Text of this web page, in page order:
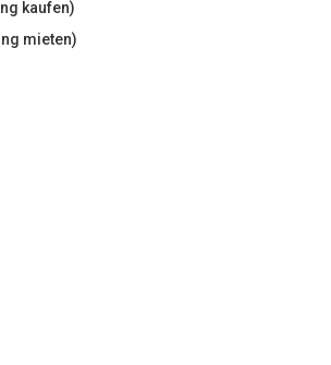
kaufen)
mieten)